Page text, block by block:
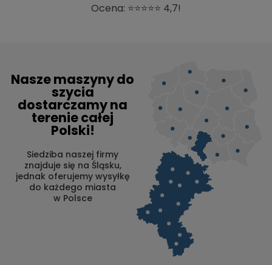
Ocena: ⭐⭐⭐⭐⭐ 4,7!
Nasze maszyny do
szycia
dostarczamy na
terenie całej
Polski!
Siedziba naszej firmy
znajduje się na Śląsku,
jednak oferujemy wysyłkę
do każdego miasta
w Polsce